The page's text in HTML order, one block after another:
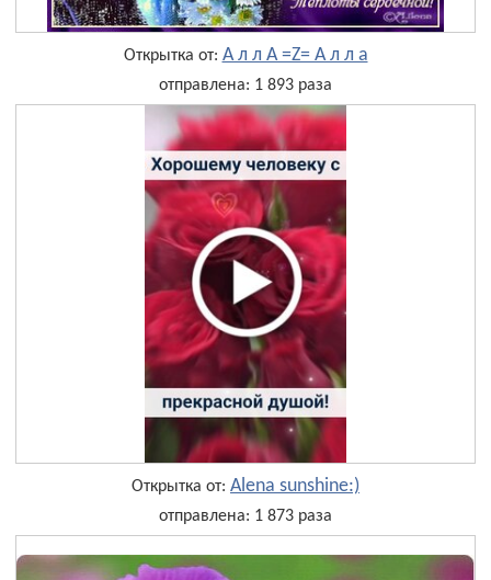
Открытка от: А л л А =Z= А л л а
отправлена: 1 893 раза
Открытка от: Alena sunshine:)
отправлена: 1 873 раза